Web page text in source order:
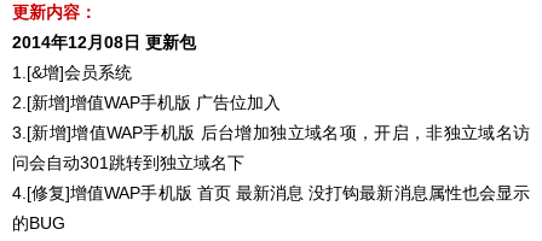
更新内容：
2014年12月08日 更新包
1.[&增]会员系统
2.[新增]增值WAP手机版 广告位加入
3.[新增]增值WAP手机版 后台增加独立域名项，开启，非独立域名访
问会自动301跳转到独立域名下
4.[修复]增值WAP手机版 首页 最新消息 没打钩最新消息属性也会显示
的BUG